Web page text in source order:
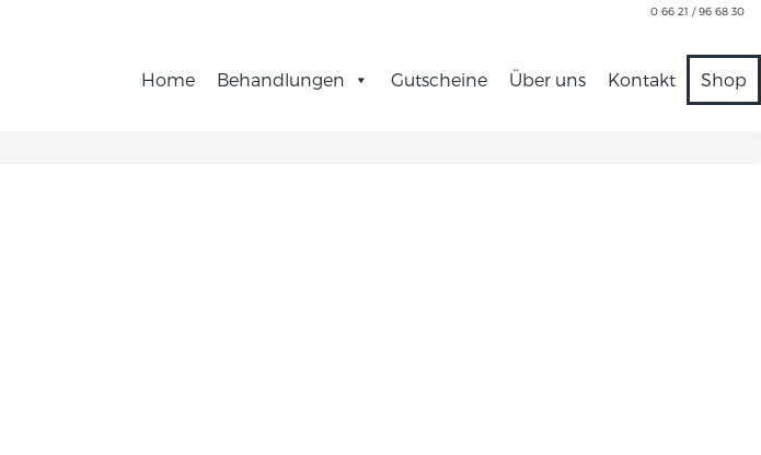
0 66 21 / 96 68 30
Home Behandlungen Gutscheine Über uns Kontakt Shop